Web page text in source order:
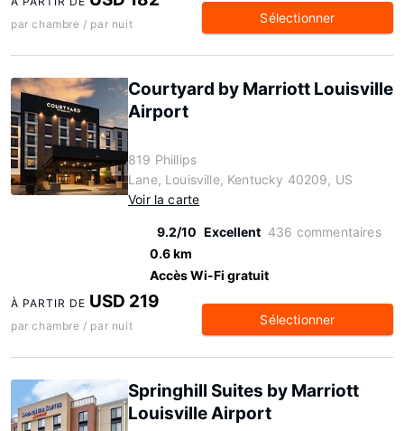
par chambre / par nuit Sélectionner
Courtyard by Marriott Louisville
Airport
819 Phillips
Lane, Louisville, Kentucky 40209, US
Voir la carte
9.2/10 Excellent 436 commentaires
0.6 km
Accès Wi-Fi gratuit
À PARTIR DE USD 219
par chambre / par nuit Sélectionner
Springhill Suites by Marriott
Louisville Airport